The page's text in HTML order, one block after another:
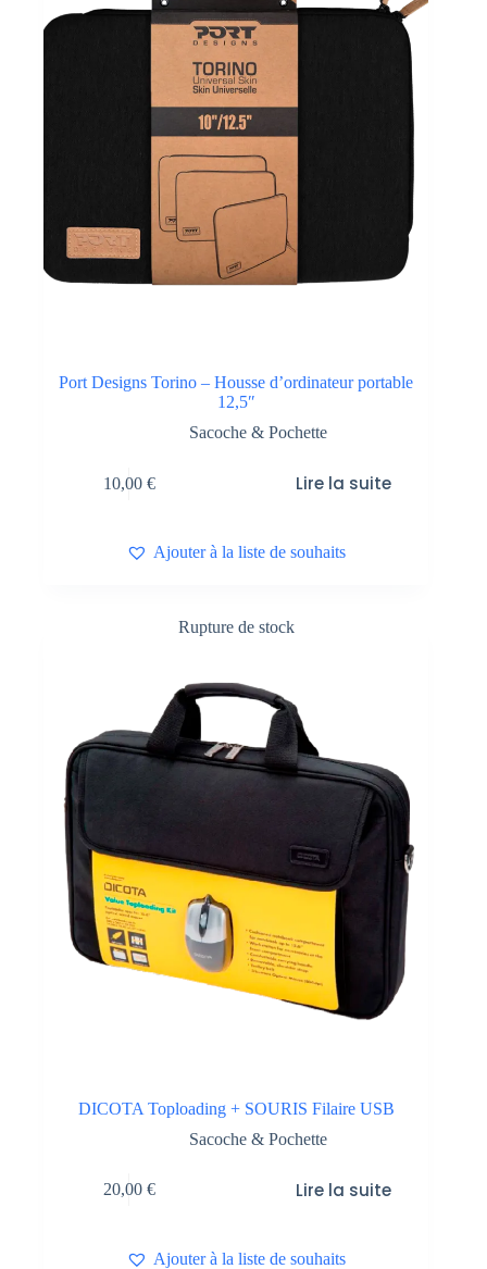
Port Designs Torino – Housse d’ordinateur portable
12,5″
Sacoche & Pochette
10,00 € Lire la suite
Ajouter à la liste de souhaits
Rupture de stock
DICOTA Toploading + SOURIS Filaire USB
Sacoche & Pochette
20,00 € Lire la suite
Ajouter à la liste de souhaits